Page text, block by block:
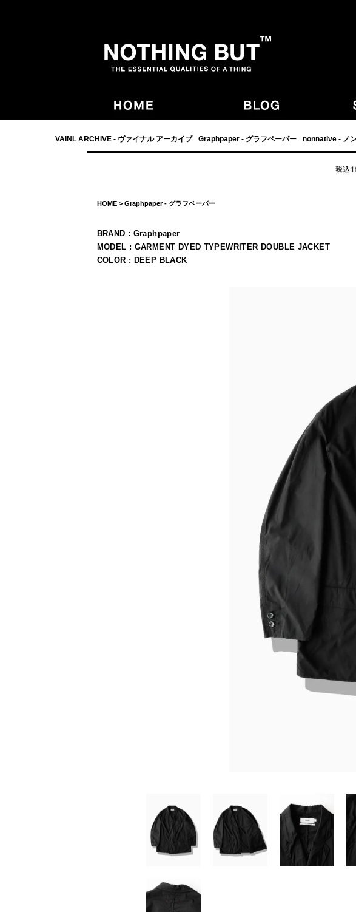
VAINL ARCHIVE - ヴァイナル アーカイブ Graphpaper - グラフペーパー nonnative - ノ
HOME> Graphpaper - グラフペーパー
BRAND : Graphpaper
MODEL : GARMENT DYED TYPEWRITER DOUBLE JACKET
COLOR : DEEP BLACK